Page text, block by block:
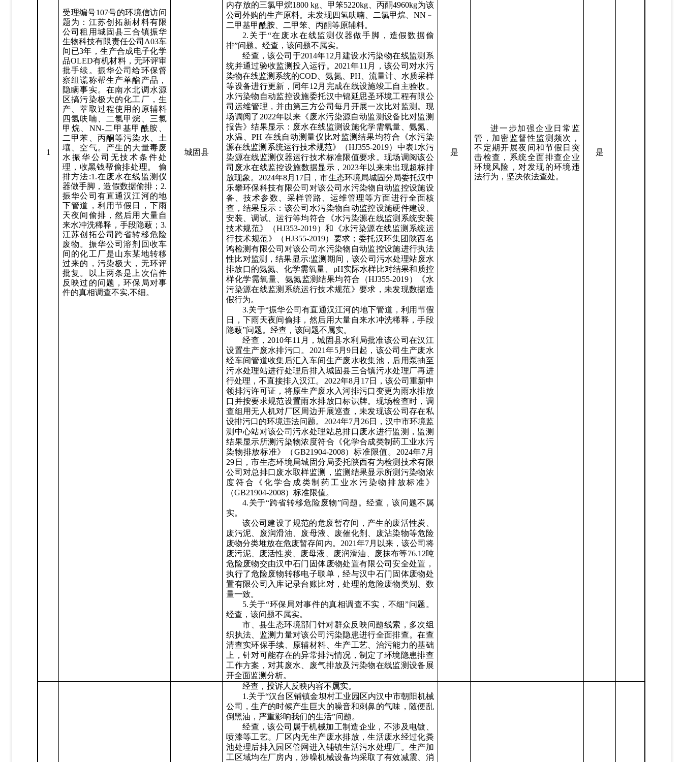
1
受理编号107号的环境信访问
题为： 江苏创拓新材料有限
公司租用城固县三合镇振华
生物科技有限责任公司 A03车
间已3年，生产合成电子化学
品OLED有机材料，无环评审
批手续。振华公司给环保督
察组谎称帮生产单酯产品，
隐瞒事实。在南水北调水源
区搞污染极大的化工厂，生
产、萃取过程使用的原辅料
四氢呋喃、二氯甲烷、三氯
甲烷、NN-二甲基甲酰胺、
二甲苯、丙酮等污染水、土
壤、空气。产生的大量毒废
水振华公司无技术条件处
理，收黑钱帮偷排处理。 偷
排方法:1.在废水在线监测仪
器做手脚，造假数据偷排；2.
振华公司有直通汉江河的地
下管道，利用节假日，下雨
天夜间偷排，然后用大量自
来水冲洗稀释，手段隐蔽；3.
江苏创拓公司跨省转移危险
废物。振华公司溶剂回收车
间的化工厂是山东某地转移
过来的，污染极大，无环评
批复。以上两条是上次信件
反映过的问题，环保局对事
件的真相调查不实,不细。
城固县
内存放的三氯甲烷1800 kg、甲笨5220kg、丙酮4960kg为该
公司外购的生产原料。未发现四氢呋喃、二氯甲烷、NN﹣
二甲基甲酰胺、二甲笨、丙酮等原辅料。
2.关于“在废水在线监测仪器做手脚，造假数据偷
排”问题。经查，该问题不属实。
经查，该公司于2014年12月建设水污染物在线监测系
统并通过验收监测投入运行。2021年11月，该公司对水污
染物在线监测系统的COD、氨氮、PH、流量计、水质采样
等设备进行更新，同年12月完成在线设施竣工自主验收。
水污染物自动监控设施委托汉中锦延思圣环境工程有限公
司运维管理，并由第三方公司每月开展一次比对监测。现
场调阅了2022年以来《废水污染源自动监测设备比对监测
报告》结果显示：废水在线监测设施化学需氧量、氨氮、
水温、PH 在线自动测量仪比对监测结果均符合《水污染
源在线监测系统运行技术规范》（HJ355-2019）中表1水污
染源在线监测仪器运行技术标准限值要求。现场调阅该公
司废水在线监控设施数据显示，2023年以来未出现超标排
放现象。2024年8月17日，市生态环境局城固分局委托汉中
乐攀环保科技有限公司对该公司水污染物自动监控设施设
备、技术参数、采样管路、运维管理等方面进行全面核
查，结果显示：该公司水污染物自动监控设施硬件建设、
安装、调试、运行等均符合《水污染源在线监测系统安装
技术规范》（HJ353-2019）和《水污染源在线监测系统运
行技术规范》（HJ355-2019）要求；委托汉环集团陕西名
鸿检测有限公司对该公司水污染物自动监控设施进行执法
性比对监测，结果显示:监测期间，该公司污水处理站废水
排放口的氨氮、化学需氧量、pH实际水样比对结果和质控
样化学需氧量、氨氮监测结果均符合（HJ355-2019）《水
污染源在线监测系统运行技术规范》要求，未发现数据造
假行为。
3.关于“振华公司有直通汉江河的地下管道，利用节假
日，下雨天夜间偷排，然后用大量自来水冲洗稀释，手段
隐蔽”问题。经查，该问题不属实。
经查， 2010年11月，城固县水利局批准该公司在汉江
设置生产废水排污口。2021年5月9日起，该公司生产废水
经车间管道收集后汇入车间生产废水收集池，后用泵抽至
污水处理站进行处理后排入城固县三合镇污水处理厂再进
行处理，不直接排入汉江。2022年8月17日，该公司重新申
领排污许可证，将原生产废水入河排污口变更为雨水排放
口并按要求规范设置雨水排放口标识牌。现场检查时，调
查组用无人机对厂区周边开展巡查，未发现该公司存在私
设排污口的环境违法问题。2024年7月26日，汉中市环境监
测中心站对该公司污水处理站总排口废水进行监测，监测
结果显示所测污染物浓度符合《化学合成类制药工业水污
染物排放标准》（GB21904-2008）标准限值。2024年7月
29日，市生态环境局城固分局委托陕西有为检测技术有限
公司对总排口废水取样监测，监测结果显示所测污染物浓
度符合《化学合成类制药工业水污染物排放标准》
（GB21904-2008）标准限值。
4.关于“跨省转移危险废物”问题。经查，该问题不属
实。
该公司建设了规范的危废暂存间，产生的废活性炭、
废污泥、废润滑油、废母液、废催化剂、废沾染物等危险
废物分类堆放在危废暂存间内。 2021年7月以来，该公司将
废污泥、废活性炭、废母液、废润滑油、废抹布等76.12吨
危险废物交由汉中石门固体废物处置有限公司安全处置，
执行了危险废物转移电子联单，经与汉中石门固体废物处
置有限公司入库记录台账比对，处理的危险废物类别、数
量一致。
5.关于“环保局对事件的真相调查不实，不细”问题。
经查，该问题不属实。
市、县生态环境部门针对群众反映问题线索，多次组
织执法、监测力量对该公司污染隐患进行全面排查。在查
清查实环保手续、原辅材料、生产工艺、治污能力的基础
上，针对可能存在的异常排污情况，制定了环境隐患排查
工作方案，对其废水、废气排放及污染物在线监测设备展
开全面监测分析。
是
进一步加强企业日常监
管，加密监督性监测频次，
不定期开展夜间和节假日突
击检查，系统全面排查企业
环境风险，对发现的环境违
法行为，坚决依法查处。
是
经查，投诉人反映内容不属实。
1.关于“汉台区铺镇金坝村工业园区内汉中市朝阳机械
公司，生产的时候产生巨大的噪音和刺鼻的气味，随便乱
倒黑油，严重影响我们的生活”问题。
经查，该公司属于机械加工制造企业，不涉及电镀、
喷漆等工艺。厂区内无生产废水排放，生活废水经过化粪
池处理后排入园区管网进入铺镇生活污水处理厂。生产加
工区域均在厂房内，涉噪机械设备均采取了有效减震、消